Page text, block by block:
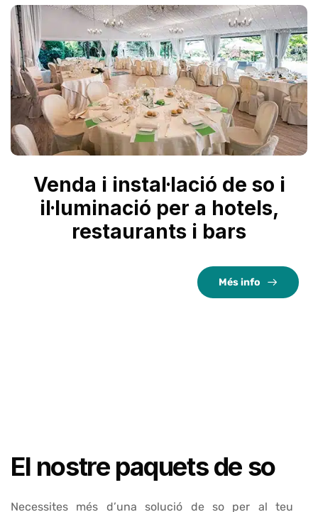
Venda i instal·lació de so i
il·luminació per a hotels,
restaurants i bars
Més info
El nostre paquets de so
Necessites més d’una solució de so per al teu